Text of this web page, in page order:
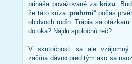
prináša považované za krízu.
že táto kríza „prehrmí“ počas
obidvoch rodín. Trápia sa
do oka? Nájdu spoločnú reč?
V skutočnosti sa ale
začína dávno pred tým ako sa